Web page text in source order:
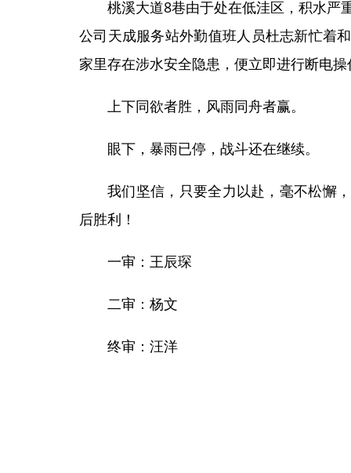
桃溪大道8巷由于处在低洼区，积水严
公司天成服务站外勤值班人员杜志新忙着
家里存在涉水安全隐患，便立即进行断电操
上下同欲者胜，风雨同舟者赢。
眼下，暴雨已停，战斗还在继续。
我们坚信，只要全力以赴，毫不松懈
后胜利！
一审：王辰琛
二审：杨文
终审：汪洋